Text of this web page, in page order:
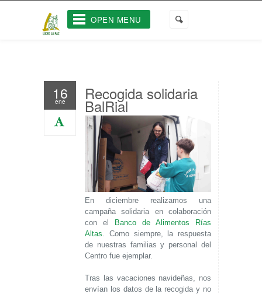
OPEN MENU
16
ene Recogida solidaria
BalRial
En diciembre realizamos una
campaña solidaria en colaboración
con el
Banco de Alimentos Rías
Altas . Como siempre, la respuesta
de nuestras familias y personal del
Centro fue ejemplar.
Tras las vacaciones navideñas, nos
envían los datos de la recogida y no